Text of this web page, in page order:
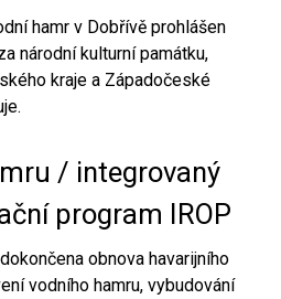
hamr v Dobřívě prohlášen
národní kulturní památku,
kraje a Západočeské
/ integrovaný
program IROP
obnova havarijního
vodního hamru, vybudování